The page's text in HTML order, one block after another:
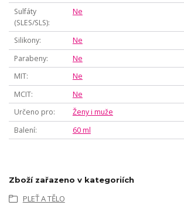
Sulfáty
(SLES/SLS)
Ne
Silikony
Ne
Parabeny
Ne
MIT
Ne
MCIT
Ne
Určeno pro
Ženy i muže
Balení
60 ml
Zboží zařazeno v kategoriích
PLEŤ A TĚLO